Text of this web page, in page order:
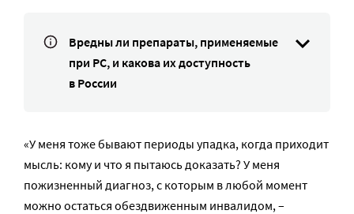
Вредны ли препараты, применяемые
при РС, и какова их доступность
в России
«У меня тоже бывают периоды упадка, когда приходит
мысль: кому и что я пытаюсь доказать? У меня
пожизненный диагноз, с которым в любой момент
можно остаться обездвиженным инвалидом, –